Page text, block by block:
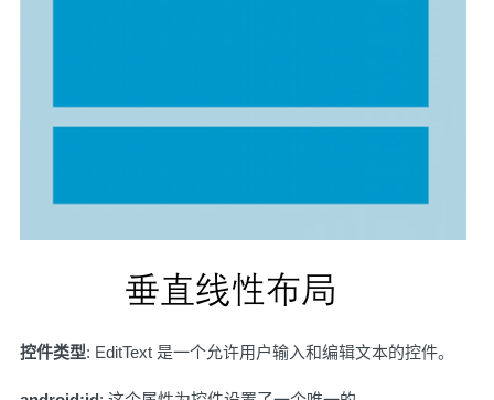
控件类型: EditText 是一个允许用户输入和编辑文本的控件。